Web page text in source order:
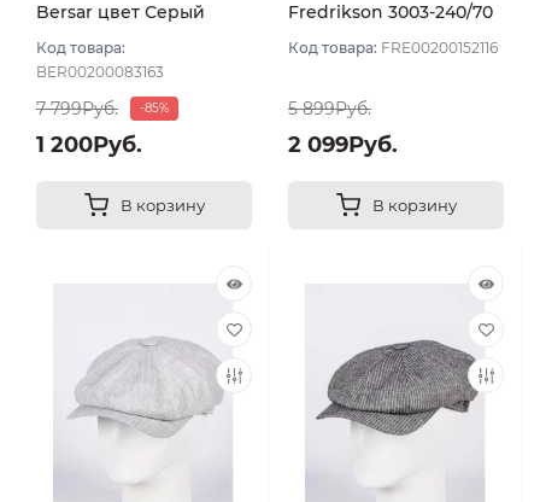
Bersar цвет Серый
Код товара:
BER00200083163
7 799Руб. -85%
1 200Руб.
В корзину
Fredrikson 3003-240/70
Код товара: FRE00200152116
5 899Руб.
2 099Руб.
В корзину